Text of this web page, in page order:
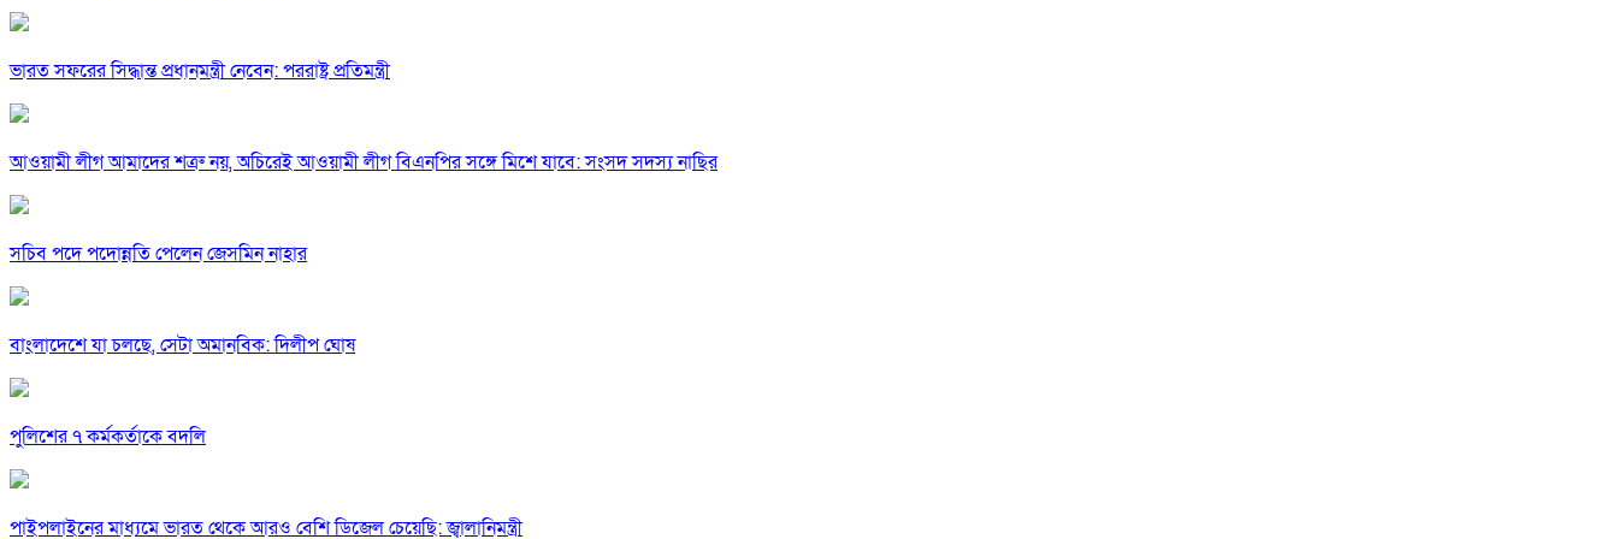
ভারত সফরের সিদ্ধান্ত প্রধানমন্ত্রী নেবেন: পররাষ্ট্র প্রতিমন্ত্রী
আওয়ামী লীগ আমাদের শত্রু নয়, অচিরেই আওয়ামী লীগ বিএনপির সঙ্গে মিশে যাবে: সংসদ সদস্য নাছির
সচিব পদে পদোন্নতি পেলেন জেসমিন নাহার
বাংলাদেশে যা চলছে, সেটা অমানবিক: দিলীপ ঘোষ
পুলিশের ৭ কর্মকর্তাকে বদলি
পাইপলাইনের মাধ্যমে ভারত থেকে আরও বেশি ডিজেল চেয়েছি: জ্বালানিমন্ত্রী